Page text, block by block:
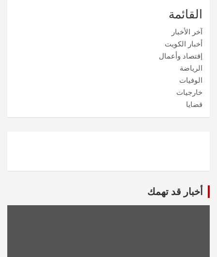
القائمة
آخر الأخبار
أخبار الكويت
إقتصاد وأعمال
الرياضة
الوفيات
خارجيات
قضايا
أخبار قد تهمك